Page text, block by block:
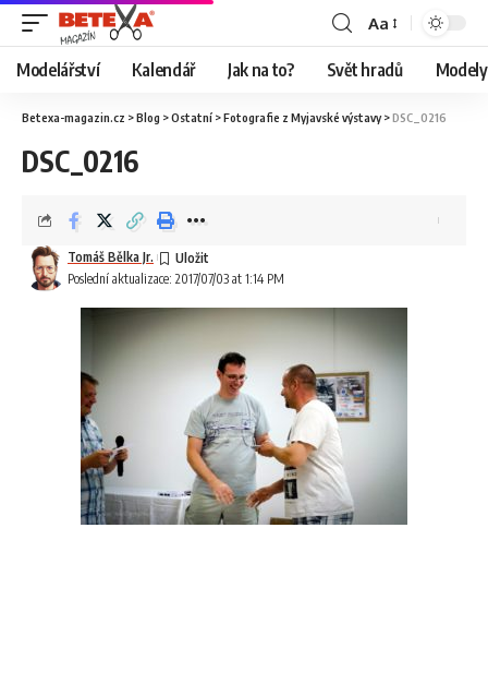
Aa
Modelářství Kalendář Jak na to? Svět hradů
Betexa-magazin.cz >Blog >Ostatní >Fotografie z Myjavské výstavy>DSC_0216
DSC_0216
Poslední aktualizace: 2017/07/03 at 1:14 PM
Tomáš Bělka Jr.